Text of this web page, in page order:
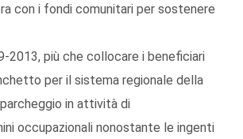
con i fondi comunitari per sostenere
2013, più che collocare i beneficiari
per il sistema regionale della
in attività di
occupazionali nonostante le ingenti